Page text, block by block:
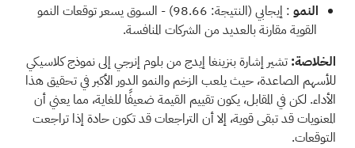
النمو
: إيجابي (النتيجة: 98.66) - السوق يسعر توقعات النمو
القوية مقارنة بالعديد من الشركات المنافسة.
الخلاصة: تشير إشارة بنزينغا إيدج من بلوم إنرجي إلى نموذج كلاسيكي
للأسهم الصاعدة، حيث يلعب الزخم والنمو الدور الأكبر في تحقيق هذا
الأداء. لكن في المقابل، يكون تقييم القيمة ضعيفًا للغاية، مما يعني أن
المعنويات قد تبقى قوية، إلا أن التراجعات قد تكون حادة إذا تراجعت
التوقعات.